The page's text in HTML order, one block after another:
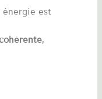
énergie est